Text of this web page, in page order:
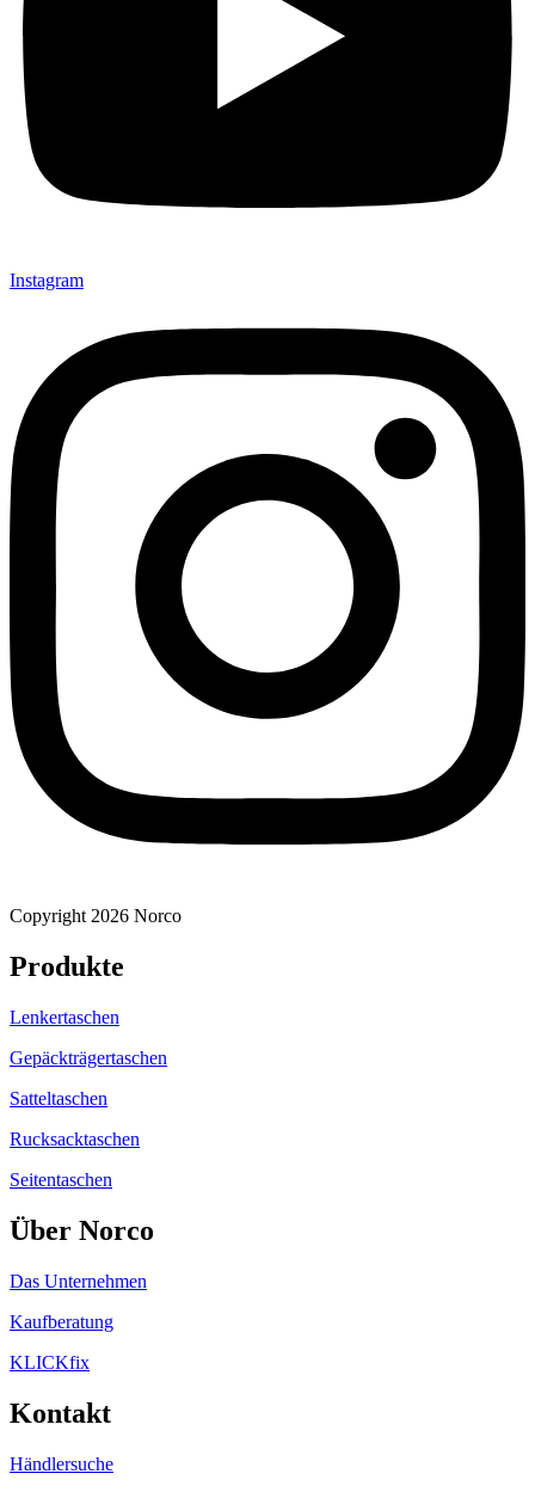
Instagram
Copyright 2026 Norco
Produkte
Lenkertaschen
Gepäckträgertaschen
Satteltaschen
Rucksacktaschen
Seitentaschen
Über Norco
Das Unternehmen
Kaufberatung
KLICKfix
Kontakt
Händlersuche